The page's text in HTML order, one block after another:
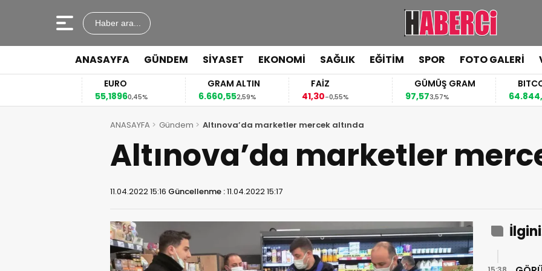
Haber ara...
ANASAYFA GÜNDEM SİYASET EKONOMİ SAĞLIK EĞİTİM SPOR FOTO GALERİ
EURO
55,18960,45%
GRAM ALTIN
6.660,552,59%
FAİZ
41,30
-0,55%
GÜMÜŞ GRAM
97,57
3,57%
BITCOIN
64.844,00
ANASAYFA Gündem Altınova’da marketler mercek altında
Altınova’da marketler
11.04.2022 15:16 Güncellenme :11.04.2022 15:17